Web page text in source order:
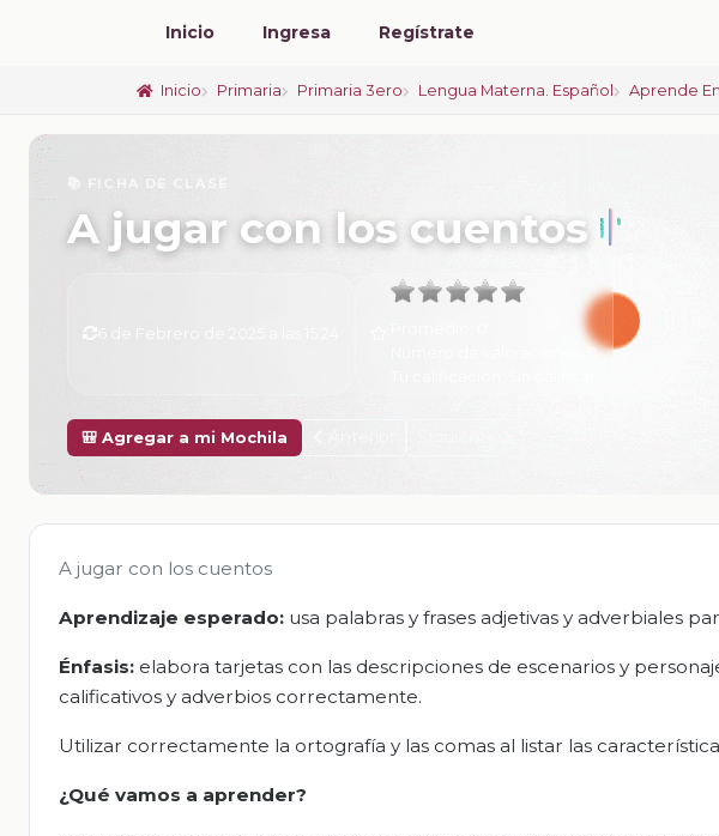
Inicio Ingresa Regístrate
Inicio Primaria Primaria 3ero Lengua Materna. Español Aprende
📚 FICHA DE CLASE
A jugar con los cuentos
0
🎒 Agregar a mi Mochila
A jugar con los cuentos
Aprendizaje esperado: usa palabras y frases adjetivas y adverbiales
Énfasis: elabora tarjetas con las descripciones de escenarios y
calificativos y adverbios correctamente.
Utilizar correctamente la ortografía y las comas al listar las
¿Qué vamos a aprender?